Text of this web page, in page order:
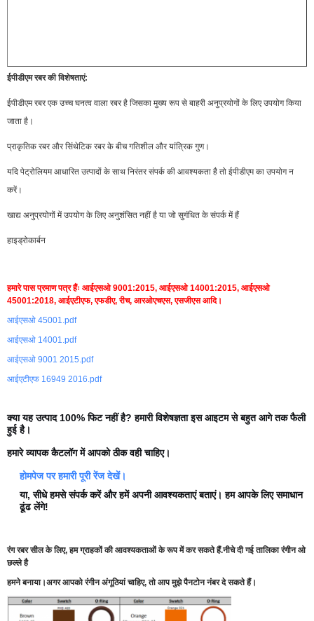
ईपीडीएम रबर की विशेषताएं:
ईपीडीएम रबर एक उच्च घनत्व वाला रबर है जिसका मुख्य रूप से बाहरी अनुप्रयोगों के लिए उपयोग किया
जाता है।
प्राकृतिक रबर और सिंथेटिक रबर के बीच गतिशील और यांत्रिक गुण।
यदि पेट्रोलियम आधारित उत्पादों के साथ निरंतर संपर्क की आवश्यकता है तो ईपीडीएम का उपयोग न
करें।
खाद्य अनुप्रयोगों में उपयोग के लिए अनुशंसित नहीं है या जो सुगंधित के संपर्क में हैं
हाइड्रोकार्बन
हमारे पास प्रमाण पत्र हैंः आईएसओ 9001:2015, आईएसओ 14001:2015, आईएसओ
45001:2018, आईएटीएफ, एफडीए, रीच, आरओएचएस, एसजीएस आदि।
आईएसओ 45001.pdf
आईएसओ 14001.pdf
आईएसओ 9001 2015.pdf
आईएटीएफ 16949 2016.pdf
क्या यह उत्पाद 100% फिट नहीं है? हमारी विशेषज्ञता इस आइटम से बहुत आगे तक फैली
हुई है।
हमारे व्यापक कैटलॉग में आपको ठीक वही चाहिए।
होमपेज पर हमारी पूरी रेंज देखें।
या, सीधे हमसे संपर्क करें और हमें अपनी आवश्यकताएं बताएं। हम आपके लिए समाधान
ढूंढ लेंगे!
रंग रबर सील के लिए, हम ग्राहकों की आवश्यकताओं के रूप में कर सकते हैं.नीचे दी गई तालिका रंगीन ओ
छल्ले है
हमने बनाया।अगर आपको रंगीन अंगूठियां चाहिए, तो आप मुझे पैनटोन नंबर दे सकते हैं।